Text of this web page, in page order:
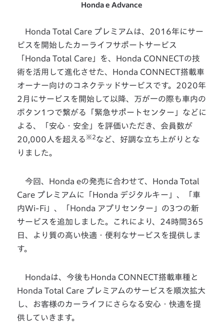
Honda e Advance
Honda Total Care プレミアムは、2016年にサー
ビスを開始したカーライフサポートサービス
「Honda Total Care」を、Honda CONNECTの技
術を活用して進化させた、Honda CONNECT搭載車
オーナー向けのコネクテッドサービスです。2020年
2月にサービスを開始して以降、万が一の際も車内の
ボタン1つで繋がる「緊急サポートセンター」などに
よる、「安心・安全」を評価いただき、会員数が
20,000人を超える ※2など、好調な立ち上がりとな
りました。
今回、Honda eの発売に合わせて、Honda Total
Care プレミアムに「Honda デジタルキー」、「車
内Wi-Fi」、「Honda アプリセンター」の3つの新
サービスを追加しました。これにより、24時間365
日、より質の高い快適・便利なサービスを提供しま
す。
Hondaは、今後もHonda CONNECT搭載車種と
Honda Total Care プレミアムのサービスを順次拡大
し、お客様のカーライフにさらなる安心・快適を提
供していきます。